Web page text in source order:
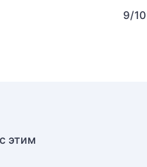
9/10
этим